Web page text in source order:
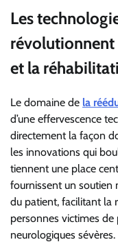
Les
révolutionnent
et la
Le domaine de la
d’une effervescence
directement la façon
les innovations qui
tiennent une place
fournissent un soutien
du patient, facilitant la
personnes victimes
neurologiques